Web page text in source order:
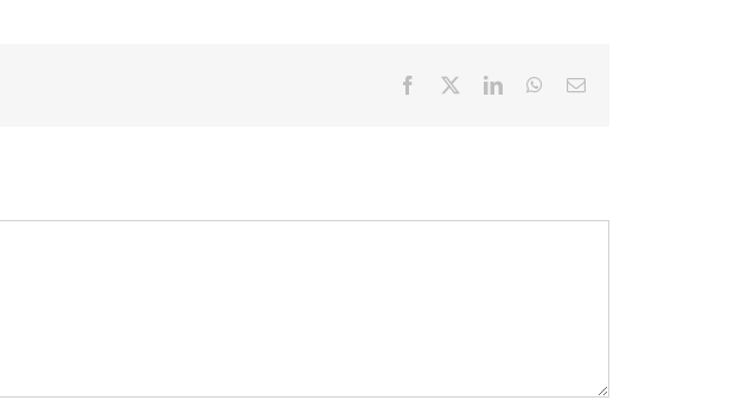
Facebook LinkedInWhatsApp
Email